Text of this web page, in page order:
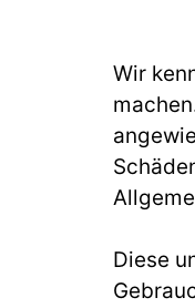
Wir
Diese